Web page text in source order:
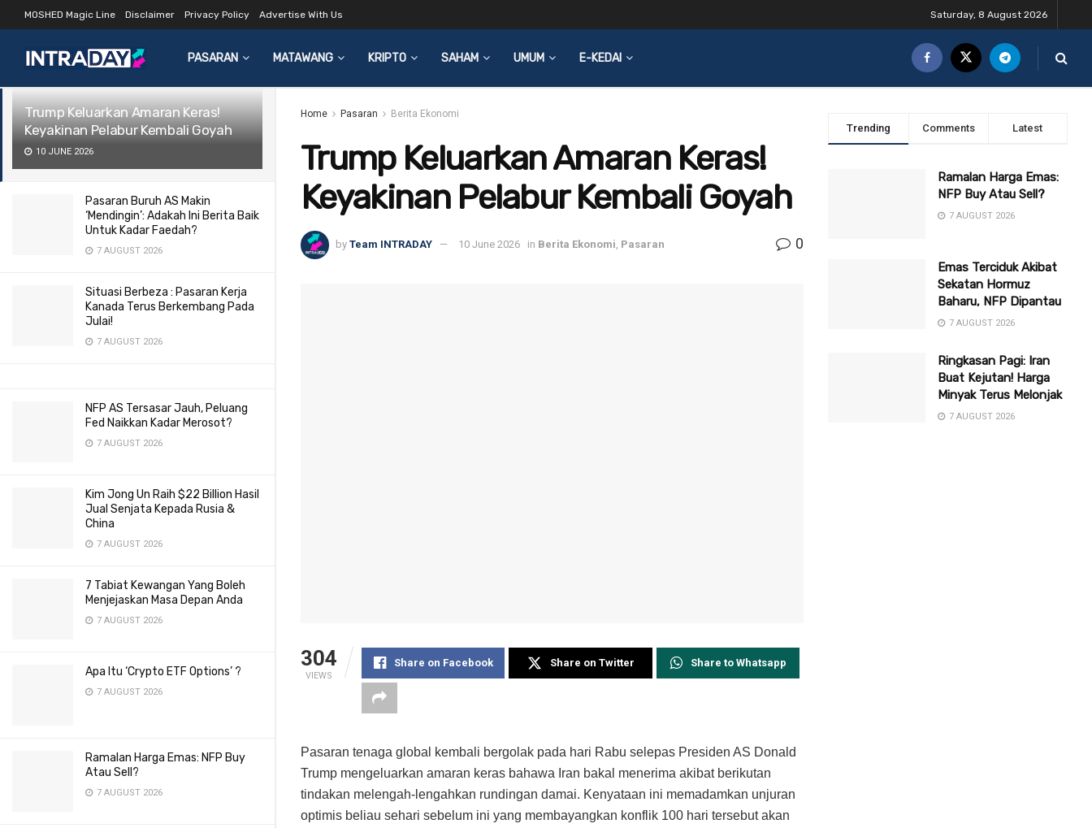
LATEST TRENDING Filter
Trump Keluarkan Amaran Keras!
Keyakinan Pelabur Kembali Goyah
10 JUNE 2026
Pasaran Buruh AS Makin
‘Mendingin’: Adakah Ini Berita Baik
Untuk Kadar Faedah?
7 AUGUST 2026
Situasi Berbeza : Pasaran Kerja
Kanada Terus Berkembang Pada
Julai!
7 AUGUST 2026
NFP AS Tersasar Jauh, Peluang
Fed Naikkan Kadar Merosot?
7 AUGUST 2026
Kim Jong Un Raih $22 Billion Hasil
Jual Senjata Kepada Rusia &
China
7 AUGUST 2026
7 Tabiat Kewangan Yang Boleh
Menjejaskan Masa Depan Anda
7 AUGUST 2026
Apa Itu ‘Crypto ETF Options’ ?
7 AUGUST 2026
Ramalan Harga Emas: NFP Buy
Atau Sell?
7 AUGUST 2026
MOSHED Magic Line Disclaimer Privacy Policy Advertise With Us Saturday, 8 August 2026
PASARAN MATAWANG KRIPTO SAHAM UMUM E-KEDAI
Home Pasaran Berita Ekonomi
Trump Keluarkan Amaran Keras!
Keyakinan Pelabur Kembali Goyah
by Team INTRADAY 10 June 2026 in Berita Ekonomi Pasaran 0
304
VIEWS
Share on Facebook Share on Twitter Share to Whatsapp
Pasaran tenaga global kembali bergolak pada hari Rabu selepas Presiden AS Donald
Trump mengeluarkan amaran keras bahawa Iran bakal menerima akibat berikutan
tindakan melengah-lengahkan rundingan damai. Kenyataan ini memadamkan unjuran
optimis beliau sehari sebelum ini yang membayangkan konflik 100 hari tersebut akan
Trending Comments Latest
Ramalan Harga Emas:
NFP Buy Atau Sell?
7 AUGUST 2026
Emas Terciduk Akibat
Sekatan Hormuz
Baharu, NFP Dipantau
7 AUGUST 2026
Ringkasan Pagi: Iran
Buat Kejutan! Harga
Minyak Terus Melonjak
7 AUGUST 2026